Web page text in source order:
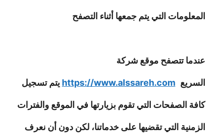
المعلومات التي يتم جمعها أثناء التصفح
عندما تتصفح موقع شركة
السريع https://www.alssareh.com يتم تسجيل
كافة الصفحات التي تقوم بزيارتها في الموقع والفترات
الزمنية التي تقضيها على خدماتنا، لكن دون أن نعرف